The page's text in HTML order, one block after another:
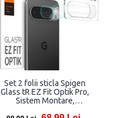
Set 2 folii sticla Spigen
Glass tR EZ Fit Optik Pro,
Sistem Montare,